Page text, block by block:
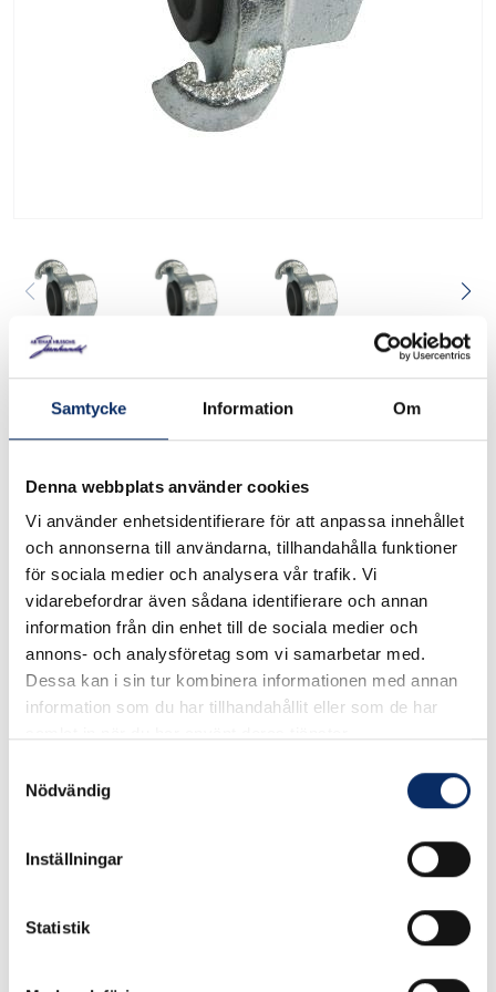
Samtycke Information Om
Denna webbplats använder cookies
Vi använder enhetsidentifierare för att anpassa innehållet
och annonserna till användarna, tillhandahålla funktioner
för sociala medier och analysera vår trafik. Vi
vidarebefordrar även sådana identifierare och annan
information från din enhet till de sociala medier och
annons- och analysföretag som vi samarbetar med.
Dessa kan i sin tur kombinera informationen med annan
information som du har tillhandahållit eller som de har
Nödvändig
Inställningar
Statistik
Klokoppling invändig
gänga
Lätt och behändig koppling med dubbla låsklackar, för
tryckluft vid låga och medelhöga tryck. Den mest
förekommande kopplingstypen inom industri,väg, vatten och
byggnadssektorn. Finns i flera storlekar
I lager
Välj Storlek
remove Lägg i varukorg